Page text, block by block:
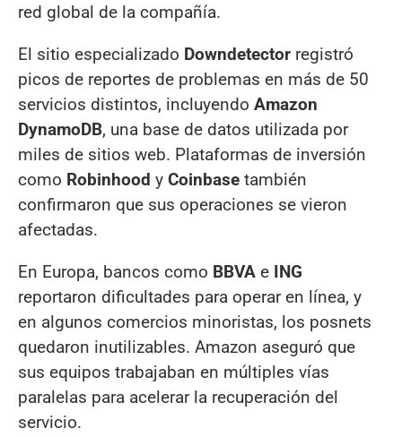
red global de la compañía.
El sitio especializado Downdetector registró
picos de reportes de problemas en más de 50
servicios distintos, incluyendo Amazon
DynamoDB, una base de datos utilizada por
miles de sitios web. Plataformas de inversión
como Robinhood y Coinbase también
confirmaron que sus operaciones se vieron
afectadas.
En Europa, bancos como BBVA e ING
reportaron dificultades para operar en línea, y
en algunos comercios minoristas, los posnets
quedaron inutilizables. Amazon aseguró que
sus equipos trabajaban en múltiples vías
paralelas para acelerar la recuperación del
servicio.